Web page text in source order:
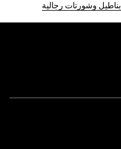
بناطيل وشورتات رجالية